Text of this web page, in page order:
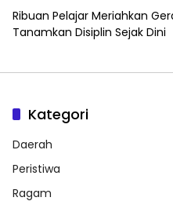
Ribuan Pelajar Meriahkan
Tanamkan Disiplin Sejak Dini
Kategori
Daerah
Peristiwa
Ragam